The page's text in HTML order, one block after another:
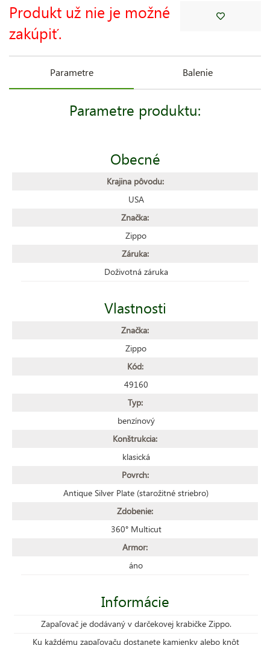
Produkt už nie je možné
zakúpiť.
Parametre Balenie
Parametre produktu:
Obecné
Krajina pôvodu:
USA
Značka:
Zippo
Záruka:
Doživotná záruka
Vlastnosti
Značka:
Zippo
Kód:
49160
Typ:
benzínový
Konštrukcia:
klasická
Povrch:
Antique Silver Plate (starožitné striebro)
Zdobenie:
360° Multicut
Armor:
áno
Informácie
Zapaľovač je dodávaný v darčekovej krabičke Zippo.
Ku každému zapaľovaču dostanete kamienky alebo knôt